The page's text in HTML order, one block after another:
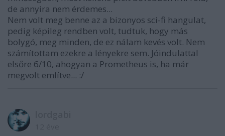
de annyira nem érdemes...
Nem volt meg benne az a bizonyos sci-fi hangulat,
pedig képileg rendben volt, tudtuk, hogy más
bolygó, meg minden, de ez nálam kevés volt. Nem
számítottam ezekre a lényekre sem. Jóindulattal
elsőre 6/10, ahogyan a Prometheus is, ha már
megvolt említve... :/